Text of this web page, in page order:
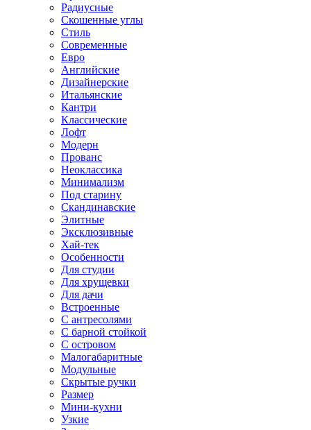
Радиусные
Скошенные углы
Стиль
Современные
Евро
Английские
Дизайнерские
Итальянские
Кантри
Классические
Лофт
Модерн
Прованс
Неоклассика
Минимализм
Под старину
Скандинавские
Элитные
Эксклюзивные
Хай-тек
Особенности
Для студии
Для хрущевки
Для дачи
Встроенные
С антресолями
С барной стойкой
С островом
Малогабаритные
Модульные
Скрытые ручки
Размер
Мини-кухни
Узкие